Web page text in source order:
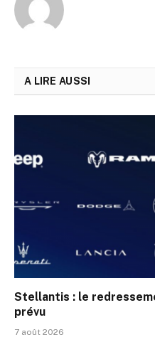
A LIRE AUSSI
Stellantis : le
prévu
7 août 2026